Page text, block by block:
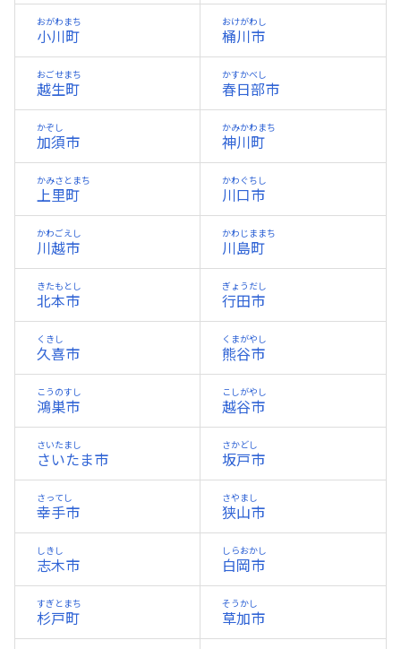
小川町
おがわまち
桶川市
おけがわし
越生町
おごせまち
春日部市
かすかべし
加須市
かぞし
神川町
かみかわまち
上里町
かみさとまち
川口市
かわぐちし
川越市
かわごえし
川島町
かわじままち
北本市
きたもとし
行田市
ぎょうだし
久喜市
くきし
熊谷市
くまがやし
鴻巣市
こうのすし
越谷市
こしがやし
さいたま市
さいたまし
坂戸市
さかどし
幸手市
さってし
狭山市
さやまし
志木市
しきし
白岡市
しらおかし
杉戸町
すぎとまち
草加市
そうかし